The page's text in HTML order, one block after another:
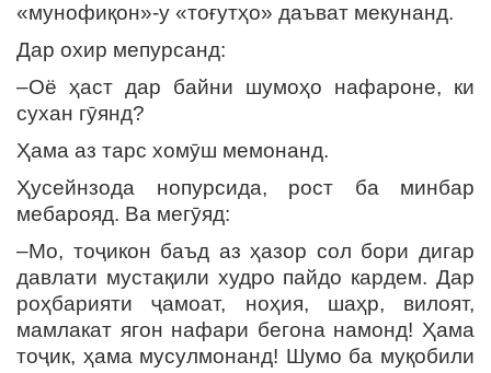
«мунофиқон»-у «тоғутҳо» даъват мекунанд.
Дар охир мепурсанд:
–Оё ҳаст дар байни шумоҳо нафароне, ки
сухан гӯянд?
Ҳама аз тарс хомӯш мемонанд.
Ҳусейнзода нопурсида, рост ба минбар
мебарояд. Ва мегӯяд:
–Мо, тоҷикон баъд аз ҳазор сол бори дигар
давлати мустақили худро пайдо кардем. Дар
роҳбарияти ҷамоат, ноҳия, шаҳр, вилоят,
мамлакат ягон нафари бегона намонд! Ҳама
тоҷик, ҳама мусулмонанд! Шумо ба муқобили